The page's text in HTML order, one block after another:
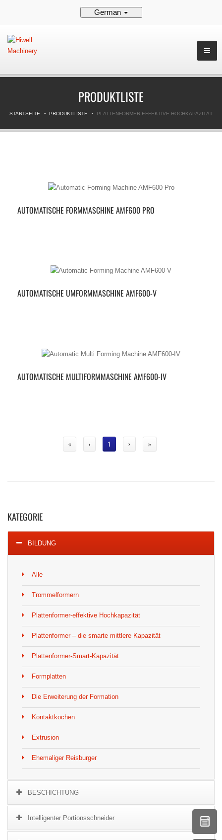
German
PRODUKTLISTE
STARTSEITE PRODUKTLISTE PLATTENFORMER-EFFEKTIVE HOCHKAPAZITÄT
AUTOMATISCHE FORMMASCHINE AMF600 PRO
AUTOMATISCHE UMFORMMASCHINE AMF600-V
AUTOMATISCHE MULTIFORMMASCHINE AMF600-IV
« ‹ 1 › »
KATEGORIE
BILDUNG
Alle
Trommelformern
Plattenformer-effektive Hochkapazität
Plattenformer – die smarte mittlere Kapazität
Plattenformer-Smart-Kapazität
Formplatten
Die Erweiterung der Formation
Kontaktkochen
Extrusion
Ehemaliger Reisburger
BESCHICHTUNG
Intelligenter Portionsschneider